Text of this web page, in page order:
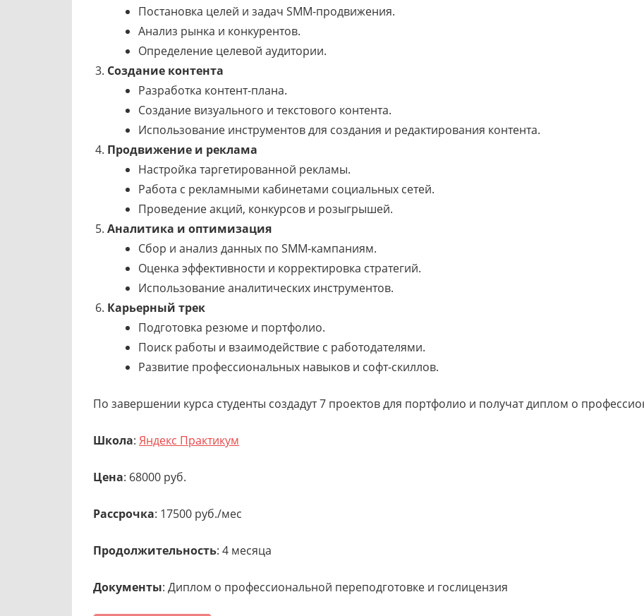
Постановка целей и задач SMM-продвижения.
Анализ рынка и конкурентов.
Определение целевой аудитории.
Создание контента
Разработка контент-плана.
Создание визуального и текстового контента.
Использование инструментов для создания и редактирования контента.
Продвижение и реклама
Настройка таргетированной рекламы.
Работа с рекламными кабинетами социальных сетей.
Проведение акций, конкурсов и розыгрышей.
Аналитика и оптимизация
Сбор и анализ данных по SMM-кампаниям.
Оценка эффективности и корректировка стратегий.
Использование аналитических инструментов.
Карьерный трек
Подготовка резюме и портфолио.
Поиск работы и взаимодействие с работодателями.
Развитие профессиональных навыков и софт-скиллов.
По завершении курса студенты создадут 7 проектов для портфолио и получат диплом о
Школа: Яндекс Практикум
Цена: 68000 руб.
Рассрочка: 17500 руб./мес
Продолжительность: 4 месяца
Документы: Диплом о профессиональной переподготовке и гослицензия